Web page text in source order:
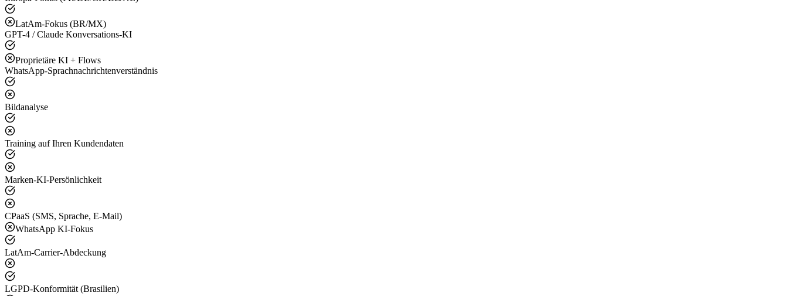
LatAm-Fokus (BR/MX)
GPT-4 / Claude Konversations-KI
Proprietäre KI + Flows
WhatsApp-Sprachnachrichtenverständnis
Bildanalyse
Training auf Ihren Kundendaten
Marken-KI-Persönlichkeit
CPaaS (SMS, Sprache, E-Mail)
WhatsApp KI-Fokus
LatAm-Carrier-Abdeckung
LGPD-Konformität (Brasilien)